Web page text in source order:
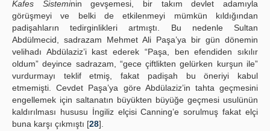
Kafes Sisteminin gevşemesi, bir takım devlet adamıyla
görüşmeyi ve belki de etkilenmeyi mümkün kıldığından
padişahların tedirginlikleri artmıştı. Bu nedenle Sultan
Abdülmecid, sadrazam Mehmet Ali Paşa’ya bir gün dönemin
velihadı Abdülaziz’i kast ederek “Paşa, ben efendiden sıkılır
oldum” deyince sadrazam, “gece çiftlikten gelürken kurşun ile”
vurdurmayı teklif etmiş, fakat padişah bu öneriyi kabul
etmemişti. Cevdet Paşa’ya göre Abdülaziz’in tahta geçmesini
engellemek için saltanatın büyükten büyüğe geçmesi usulünün
kaldırılması hususu İngiliz elçisi Canning’e sorulmuş fakat elçi
buna karşı çıkmıştı [28].